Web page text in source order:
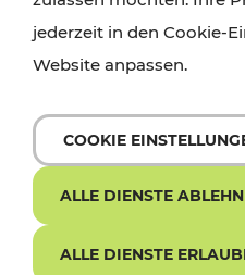
jederzeit in den Cookie-
Website anpassen.
COOKIE
ALLE DIENSTE
ALLE DIENSTE